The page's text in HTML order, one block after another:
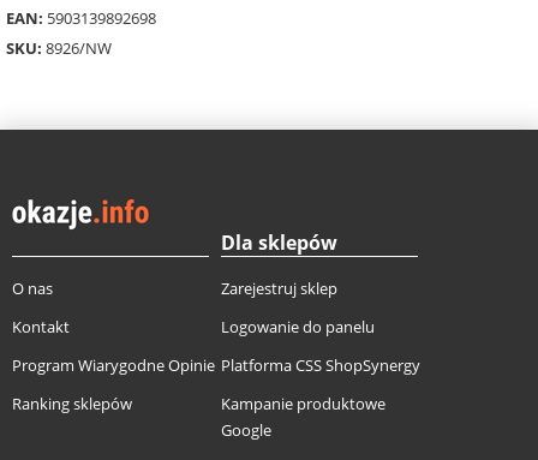
EAN: 5903139892698
SKU: 8926/NW
O nas
Kontakt
Program Wiarygodne Opinie
Ranking sklepów
Dla sklepów
Zarejestruj sklep
Logowanie do panelu
Platforma CSS ShopSynergy
Kampanie produktowe
Google